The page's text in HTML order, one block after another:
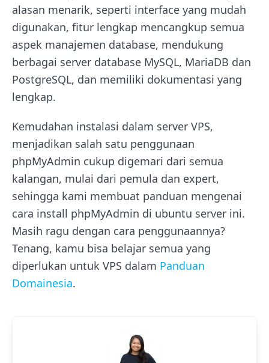
alasan menarik, seperti interface yang mudah
digunakan, fitur lengkap mencangkup semua
aspek manajemen database, mendukung
berbagai server database MySQL, MariaDB dan
PostgreSQL, dan memiliki dokumentasi yang
lengkap.
Kemudahan instalasi dalam server VPS,
menjadikan salah satu penggunaan
phpMyAdmin cukup digemari dari semua
kalangan, mulai dari pemula dan expert,
sehingga kami membuat panduan mengenai
cara install phpMyAdmin di ubuntu server ini.
Masih ragu dengan cara penggunaannya?
Tenang, kamu bisa belajar semua yang
diperlukan untuk VPS dalam Panduan
Domainesia.